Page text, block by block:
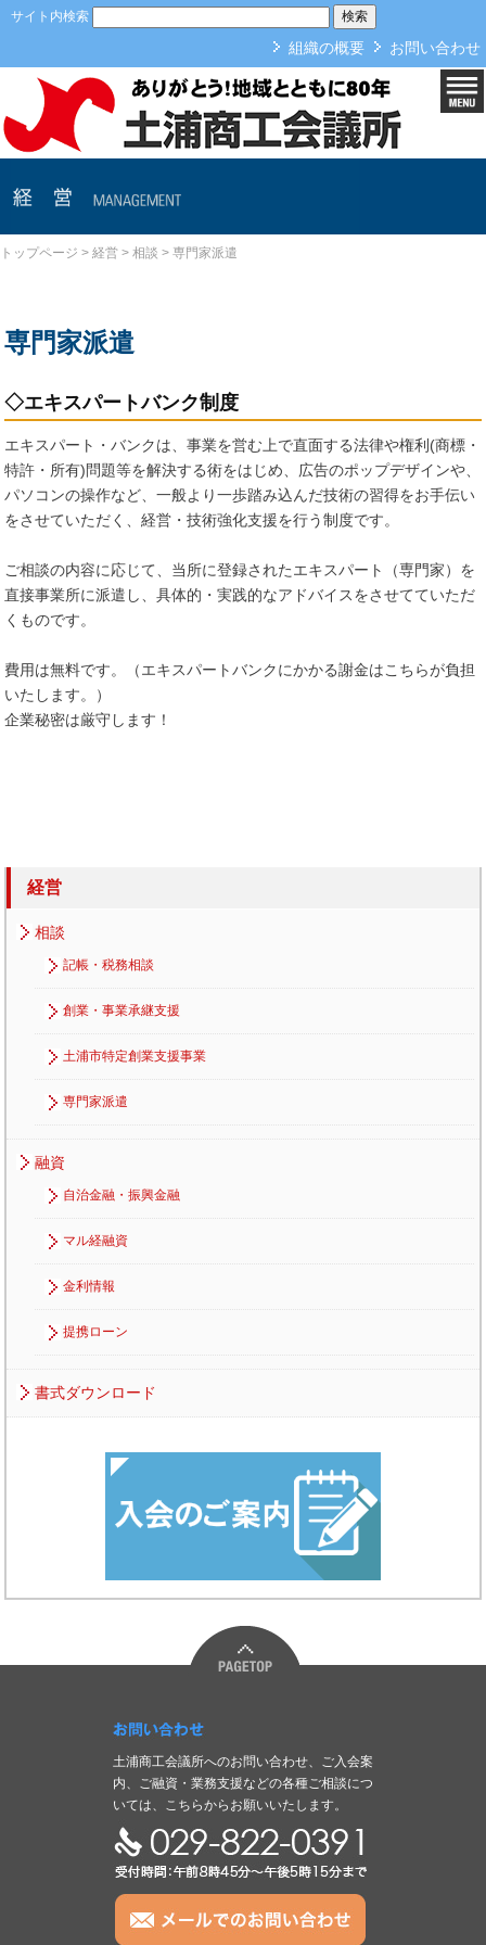
本文へ
サイト内検索
組織の概要 お問い合わせ
経営
トップページ > 経営 > 相談 > 専門家派遣
専門家派遣
◇エキスパートバンク制度
エキスパート・バンクは、事業を営む上で直面する法律や権利(商標・
特許・所有)問題等を解決する術をはじめ、広告のポップデザインや、
パソコンの操作など、一般より一歩踏み込んだ技術の習得をお手伝い
をさせていただく、経営・技術強化支援を行う制度です。
ご相談の内容に応じて、当所に登録されたエキスパート（専門家）を
直接事業所に派遣し、具体的・実践的なアドバイスをさせてていただ
くものです。
費用は無料です。（エキスパートバンクにかかる謝金はこちらが負担
いたします。）
企業秘密は厳守します！
経営
相談
記帳・税務相談
創業・事業承継支援
土浦市特定創業支援事業
専門家派遣
融資
自治金融・振興金融
マル経融資
金利情報
提携ローン
書式ダウンロード
お問い合わせ
土浦商工会議所へのお問い合わせ、ご入会案
内、ご融資・業務支援などの各種ご相談につ
いては、こちらからお願いいたします。
TEL:029-822-0391